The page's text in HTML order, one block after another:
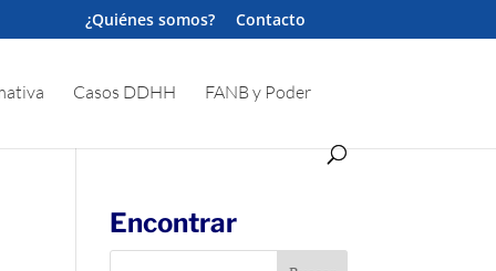
¿Quiénes somos? Contacto
Casos DDHH FANB y Poder
Encontrar